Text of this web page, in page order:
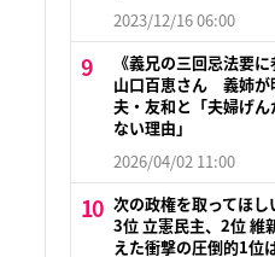
2023/12/16 06:00
《義兄の三回忌法要に
山口百恵さん 義姉が
夫・友和と「夫婦げん
ない理由」
2026/04/02 11:00
次の政権を取ってほ
3位 立憲民主、2位 維
えた衝撃の圧倒的1位